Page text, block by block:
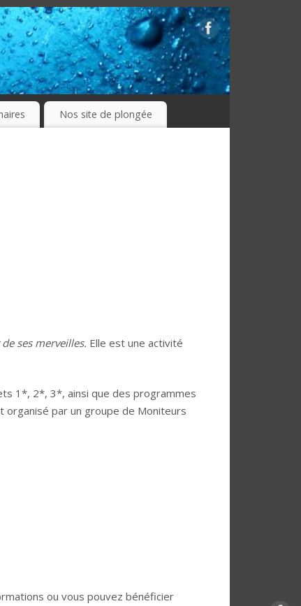
Nos site de plongée
ses merveilles. Elle est une activité
1*, 2*, 3*, ainsi que des programmes
par un groupe de Moniteurs
ou vous pouvez bénéficier